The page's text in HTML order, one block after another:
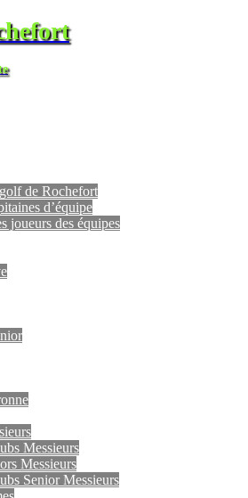
de Rochefort
d’équipe
joueurs des équipes
Messieurs
Messieurs
Senior Messieurs